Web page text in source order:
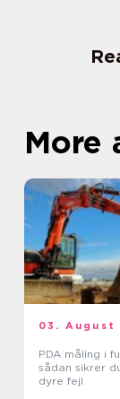
More
03. August
PDA måling i
sådan sikrer
dyre fejl